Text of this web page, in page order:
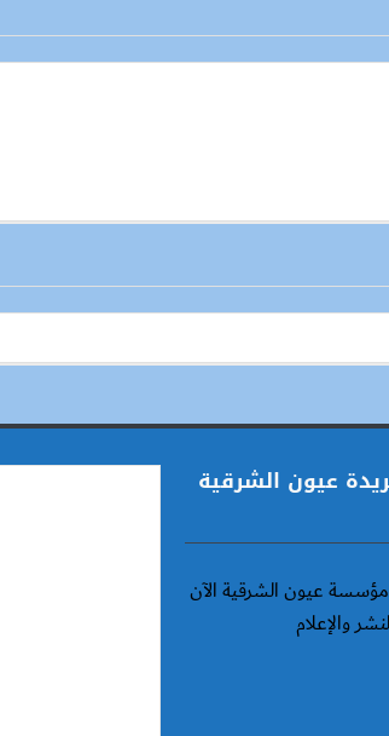
عيون الشرقية
عيون الشرقية الآن
والإعلام